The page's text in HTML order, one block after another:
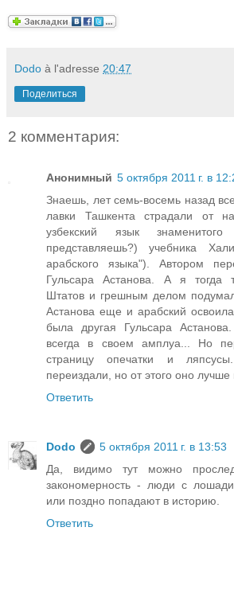
Dodo à l'adresse 20:47
Поделиться
2 комментария:
Анонимный 5 октября 2011 г. в
Знаешь, лет семь-восемь назад
лавки Ташкента страдали от
узбекский язык
представляешь?) учебника
арабского языка"). Автором
Гульсара Астанова. А я тогда
Штатов и грешным делом
Астанова еще и арабский
была другая Гульсара
всегда в своем амплуа... Но
страницу опечатки и
переиздали, но от этого оно лучше
Ответить
Dodo
5 октября 2011 г. в 13:53
Да, видимо тут можно
закономерность - люди с
или поздно попадают в историю.
Ответить